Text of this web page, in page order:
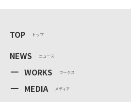
TOP トップ
NEWS ニュース
WORKS ワークス
MEDIA メディア